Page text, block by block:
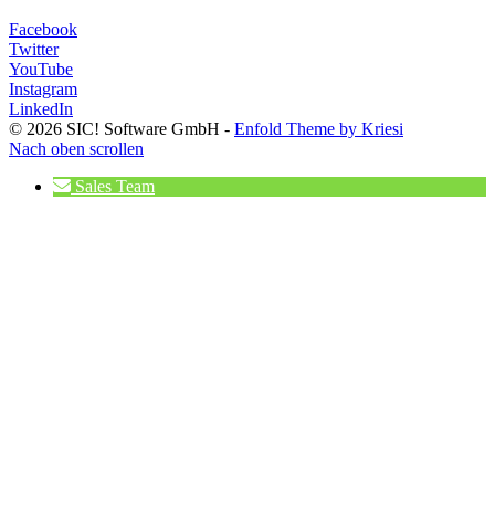
Facebook
Twitter
YouTube
Instagram
LinkedIn
© 2026 SIC! Software GmbH - Enfold Theme by Kriesi
Nach oben scrollen
Sales Team